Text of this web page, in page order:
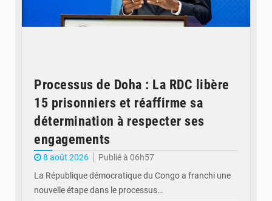
Processus de Doha : La RDC libère
15 prisonniers et réaffirme sa
détermination à respecter ses
engagements
8 août 2026
Publié à 06h57
La République démocratique du Congo a franchi une
nouvelle étape dans le processus…